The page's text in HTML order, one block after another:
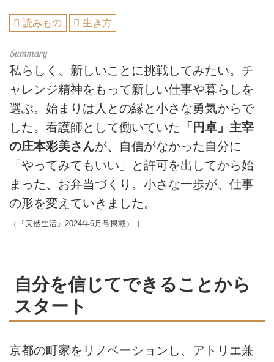
読みもの 生き方
私らしく、新しいことに挑戦してみたい。チ
ャレンジ精神をもって新しい仕事や暮らしを
選ぶ。始まりは人との縁と小さな勇気からで
した。看護師として働いていた 「円卓」主宰
の庄本彩美さんが、自信がなかった自分に
「やってみてもいい」と許可を出してから始
まった、お弁当づくり。小さな一歩が、仕事
の形を変えていきました。
（『天然生活』2024年6月号掲載） 」
自分を信じてできることから
スタート
京都の町家をリノベーションし、アトリエ兼